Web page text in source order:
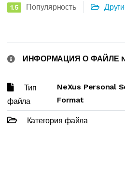
1.5 Популярность
ИНФОРМАЦИЯ О ФАЙЛЕ
Тип
файла
NeXus Personal
Format
Категория файла